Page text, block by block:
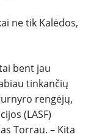
ne tik Kalėdos,
bent jau
tinkančių
rengėjų,
(LASF)
Torrau. – Kita